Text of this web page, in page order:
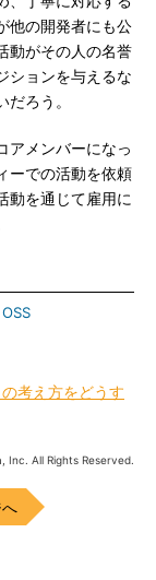
他の開発者にも公
動がその人の名誉
ションを与えるな
ろう。
アメンバーになっ
ーでの活動を依頼
動を通じて雇用に
OSS
考え方をどうす
Inc. All Rights Reserved.